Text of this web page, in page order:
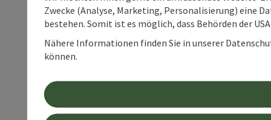
Zwecke (Analyse, Marketing, Personalisierung) eine
bestehen. Somit ist es möglich, dass Behörden der
Nähere Informationen finden Sie in unserer
können.